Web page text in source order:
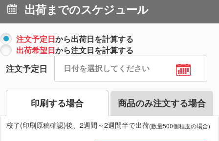
出荷までのスケジュール
注文予定日から出荷日を計算する
出荷希望日から注文日を計算する
注文予定日
印刷する場合 商品のみ注文する場合
校了(印刷原稿確認)後、2週間～2週間半で出荷(数量500個程度の場合)